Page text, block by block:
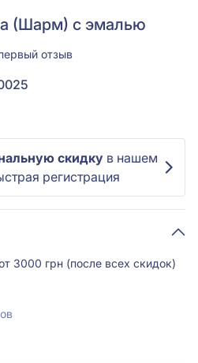
(Шарм) с эмалью
отзыв
скидку в нашем
регистрация
3000 грн (после всех скидок)